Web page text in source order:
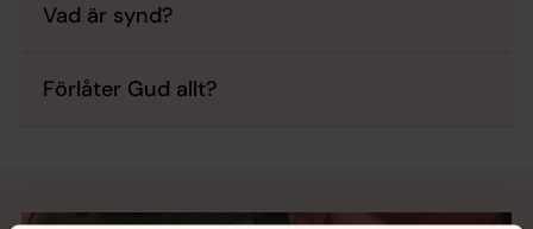
Vad är synd?
Förlåter Gud allt?